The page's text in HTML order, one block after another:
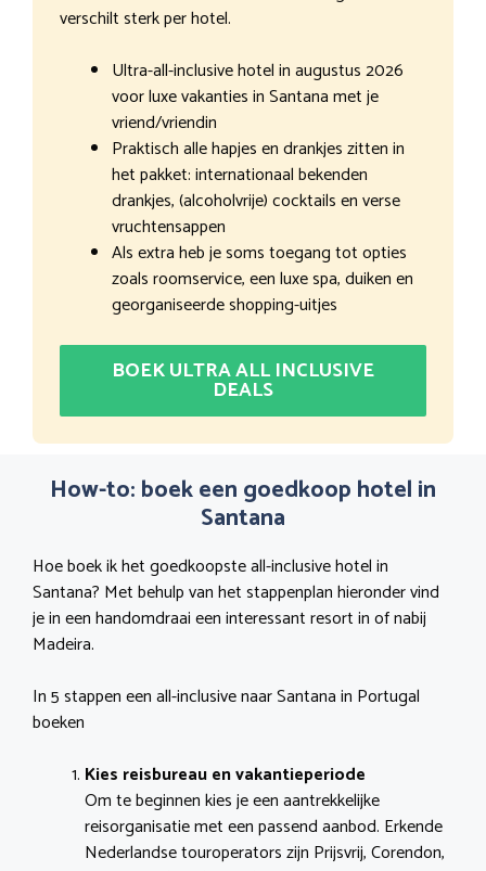
verschilt sterk per hotel.
Ultra-all-inclusive hotel in augustus 2026
voor luxe vakanties in Santana met je
vriend/vriendin
Praktisch alle hapjes en drankjes zitten in
het pakket: internationaal bekenden
drankjes, (alcoholvrije) cocktails en verse
vruchtensappen
Als extra heb je soms toegang tot opties
zoals roomservice, een luxe spa, duiken en
georganiseerde shopping-uitjes
BOEK ULTRA ALL INCLUSIVE
DEALS
How-to: boek een goedkoop hotel in
Santana
Hoe boek ik het goedkoopste all-inclusive hotel in
Santana? Met behulp van het stappenplan hieronder vind
je in een handomdraai een interessant resort in of nabij
Madeira.
In 5 stappen een all-inclusive naar Santana in Portugal
boeken
Kies reisbureau en vakantieperiode
Om te beginnen kies je een aantrekkelijke
reisorganisatie met een passend aanbod. Erkende
Nederlandse touroperators zijn Prijsvrij, Corendon,